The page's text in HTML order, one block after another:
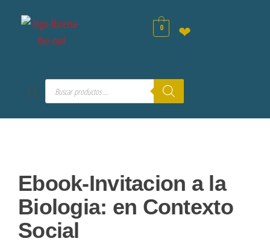
0 ❤
Ebook-Invitacion a la
Biologia: en Contexto
Social